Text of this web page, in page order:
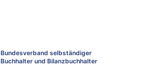
Bundesverband selbständiger
Buchhalter und Bilanzbuchhalter